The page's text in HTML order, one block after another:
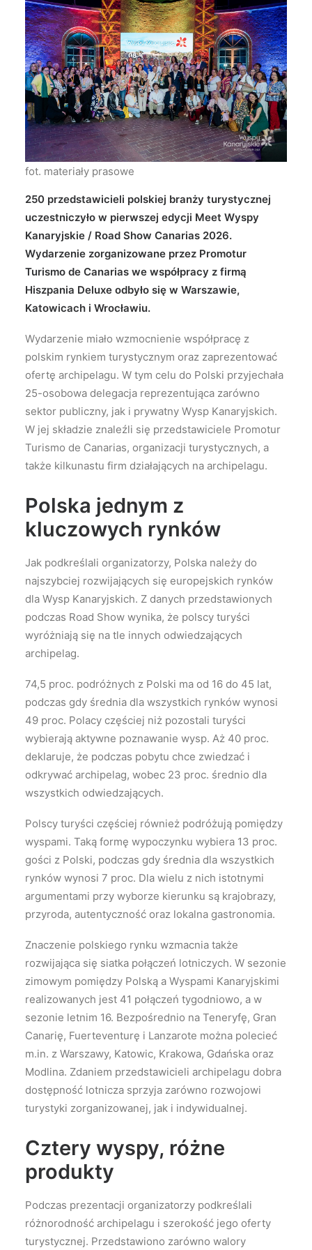
Wyszukiwanie
fot. materiały prasowe
250 przedstawicieli polskiej branży turystycznej
uczestniczyło w pierwszej edycji Meet Wyspy
Kanaryjskie / Road Show Canarias 2026.
Wydarzenie zorganizowane przez Promotur
Turismo de Canarias we współpracy z firmą
Hiszpania Deluxe odbyło się w Warszawie,
Katowicach i Wrocławiu.
Wydarzenie miało wzmocnienie współpracę z
polskim rynkiem turystycznym oraz zaprezentować
ofertę archipelagu. W tym celu do Polski przyjechała
25-osobowa delegacja reprezentująca zarówno
sektor publiczny, jak i prywatny Wysp Kanaryjskich.
W jej składzie znaleźli się przedstawiciele Promotur
Turismo de Canarias, organizacji turystycznych, a
także kilkunastu firm działających na archipelagu.
Polska jednym z
kluczowych rynków
Jak podkreślali organizatorzy, Polska należy do
najszybciej rozwijających się europejskich rynków
dla Wysp Kanaryjskich. Z danych przedstawionych
podczas Road Show wynika, że polscy turyści
wyróżniają się na tle innych odwiedzających
archipelag.
74,5 proc. podróżnych z Polski ma od 16 do 45 lat,
podczas gdy średnia dla wszystkich rynków wynosi
49 proc. Polacy częściej niż pozostali turyści
wybierają aktywne poznawanie wysp. Aż 40 proc.
deklaruje, że podczas pobytu chce zwiedzać i
odkrywać archipelag, wobec 23 proc. średnio dla
wszystkich odwiedzających.
Polscy turyści częściej również podróżują pomiędzy
wyspami. Taką formę wypoczynku wybiera 13 proc.
gości z Polski, podczas gdy średnia dla wszystkich
rynków wynosi 7 proc. Dla wielu z nich istotnymi
argumentami przy wyborze kierunku są krajobrazy,
przyroda, autentyczność oraz lokalna gastronomia.
Znaczenie polskiego rynku wzmacnia także
rozwijająca się siatka połączeń lotniczych. W sezonie
zimowym pomiędzy Polską a Wyspami Kanaryjskimi
realizowanych jest 41 połączeń tygodniowo, a w
sezonie letnim 16. Bezpośrednio na Teneryfę, Gran
Canarię, Fuerteventurę i Lanzarote można polecieć
m.in. z Warszawy, Katowic, Krakowa, Gdańska oraz
Modlina. Zdaniem przedstawicieli archipelagu dobra
dostępność lotnicza sprzyja zarówno rozwojowi
turystyki zorganizowanej, jak i indywidualnej.
Cztery wyspy, różne
produkty
Podczas prezentacji organizatorzy podkreślali
różnorodność archipelagu i szerokość jego oferty
turystycznej. Przedstawiono zarówno walory